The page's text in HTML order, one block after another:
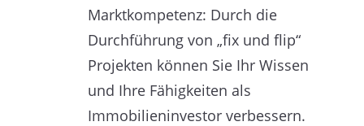
Marktkompetenz: Durch die
Durchführung von „fix und flip“
Projekten können Sie Ihr Wissen
und Ihre Fähigkeiten als
Immobilieninvestor verbessern.